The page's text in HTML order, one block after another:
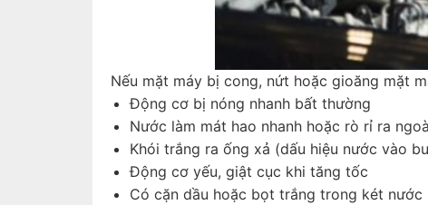
Nếu mặt máy bị cong, nứt hoặc gioăng mặt
Động cơ bị nóng nhanh bất thường
Nước làm mát hao nhanh hoặc rò rỉ ra
Khói trắng ra ống xả (dấu hiệu nước vào
Động cơ yếu, giật cục khi tăng tốc
Có cặn dầu hoặc bọt trắng trong két nước